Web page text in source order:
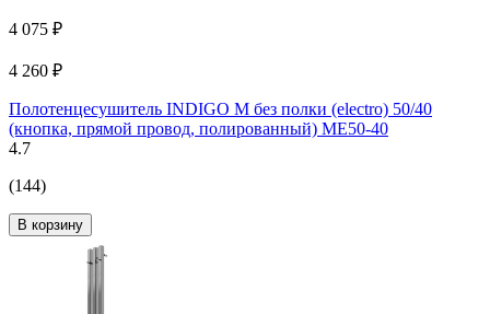
4 075 ₽
4 260 ₽
Полотенцесушитель INDIGO M без полки (electro) 50/40
(кнопка, прямой провод, полированный) ME50-40
4.7
(144)
В корзину